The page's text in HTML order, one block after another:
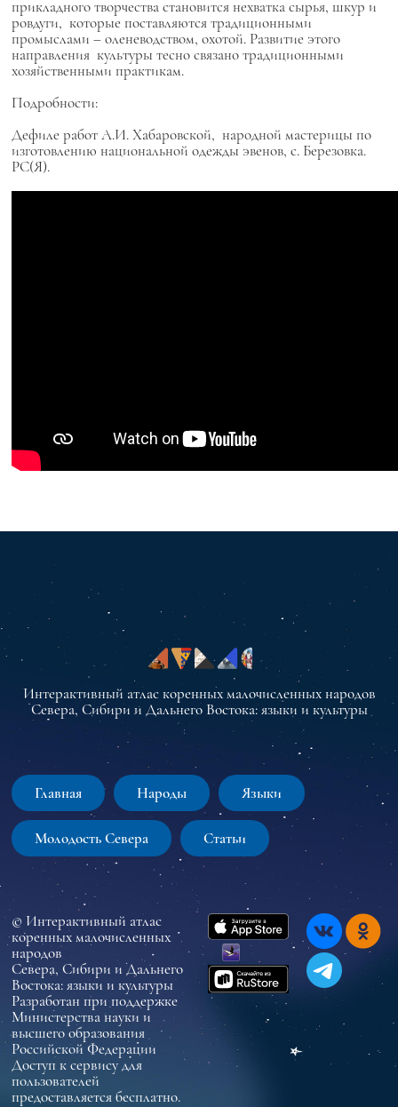
прикладного творчества становится нехватка сырья, шкур и
ровдуги, которые поставляются традиционными
промыслами – оленеводством, охотой. Развитие этого
направления культуры тесно связано традиционными
хозяйственными практикам.
Подробности:
Дефиле работ А.И. Хабаровской, народной мастерицы по
изготовлению национальной одежды эвенов, с. Березовка.
РС(Я).
Интерактивный атлас коренных малочисленных народов
Севера, Сибири и Дальнего Востока: языки и культуры
Главная Народы Языки
Молодость Севера Статьи
© Интерактивный атлас
коренных малочисленных
народов
Севера, Сибири и Дальнего
Востока: языки и культуры
Разработан при поддержке
Министерства науки и
высшего образования
Российской Федерации
Доступ к сервису для
пользователей
предоставляется бесплатно.